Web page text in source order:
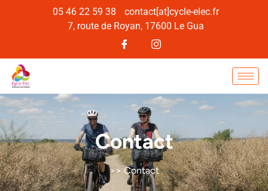
05 46 22 59 38
contact[at]cycle-elec.fr
7, route de Royan, 17600 Le Gua
Contact
>> Contact